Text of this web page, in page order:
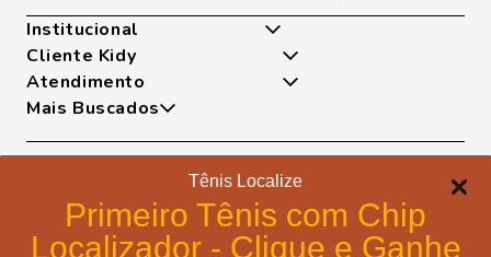
Tênis Localize
Primeiro Tênis com Chip
Localizador - Clique e Ganhe
Institucional
Quem somos
Nossas Tecnologias
Fases Dos Pezinhos
Dúvidas Frequentes
Trocas e Devoluções
Portal de Privacidade
Formas de Pagamento
Trabalhe Conosco
Cliente Kidy
Minha Conta
Atendimento
Exceto Feriados
WhatsApp: (18) 99817-5951
Telefone: (18) 3643-2596
E-mail: lojavirtual@kidy.com.br
Mais Buscados
Tênis
Formas de pagamento